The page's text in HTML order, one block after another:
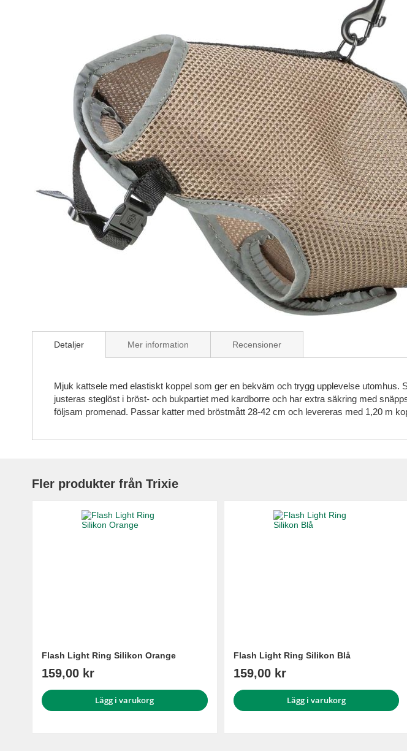
to
images
gallery
Detaljer
Mjuk kattsele med elastiskt koppel som ger en bekväm och trygg upplevelse
justeras steglöst i bröst- och bukpartiet med kardborre och har extra säkring med
följsam promenad. Passar katter med bröstmått 28-42 cm och levereras med 1,20 m
Mer information Recensioner
Fler produkter från Trixie
Flash Light Ring Silikon Orange
159,00 kr
Lägg i varukorg
Flash Light Ring Silikon Blå
159,00 kr
Lägg i varukorg